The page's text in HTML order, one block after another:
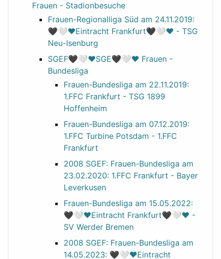
Frauen - Stadionbesuche
Frauen-Regionalliga Süd am 24.11.2019:
🖤🤍❤️Eintracht Frankfurt🖤🤍❤️ - TSG
Neu-Isenburg
SGEF🖤🤍❤️SGE🖤🤍❤️ Frauen -
Bundesliga
Frauen-Bundesliga am 22.11.2019:
1.FFC Frankfurt - TSG 1899
Hoffenheim
Frauen-Bundesliga am 07.12.2019:
1.FFC Turbine Potsdam - 1.FFC
Frankfurt
2008 SGEF: Frauen-Bundesliga am
23.02.2020: 1.FFC Frankfurt - Bayer
Leverkusen
Frauen-Bundesliga am 15.05.2022:
🖤🤍❤️Eintracht Frankfurt🖤🤍❤️ -
SV Werder Bremen
2008 SGEF: Frauen-Bundesliga am
14.05.2023: 🖤🤍❤️Eintracht